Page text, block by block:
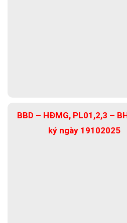
BBD – HĐMG, PL01,2,3 –
ký ngày 19102025